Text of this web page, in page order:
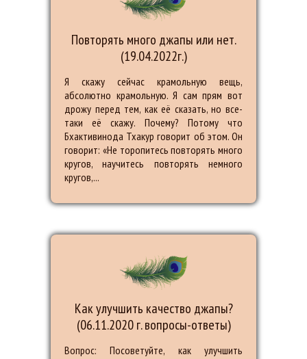
Повторять много джапы или нет.
(19.04.2022г.)
Я скажу сейчас крамольную вещь,
абсолютно крамольную. Я сам прям вот
дрожу перед тем, как её сказать, но все-
таки её скажу. Почему? Потому что
Бхактивинода Тхакур говорит об этом. Он
говорит: «Не торопитесь повторять много
кругов, научитесь повторять немного
кругов,...
Как улучшить качество джапы?
(06.11.2020 г. вопросы-ответы)
Вопрос: Посоветуйте, как улучшить